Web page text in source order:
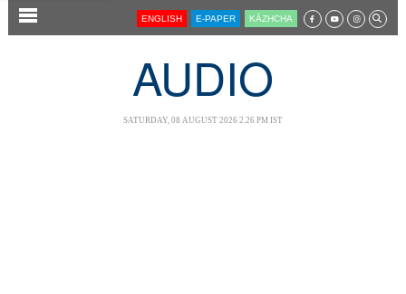
SECTIONS ENGLISH E-PAPER KĀZHCHA
AUDIO
SATURDAY, 08 AUGUST 2026 2.26 PM IST